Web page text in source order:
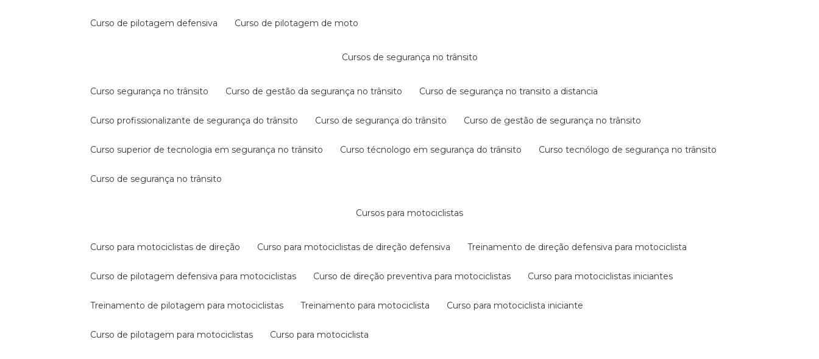
curso de pilotagem defensiva curso de pilotagem de moto
cursos de segurança no trânsito
curso segurança no trânsito curso de gestão da segurança no trânsito curso de segurança no transito a distancia
curso profissionalizante de segurança do trânsito curso de segurança do trânsito curso de gestão de segurança no trânsito
curso superior de tecnologia em segurança no trânsito curso técnologo em segurança do trânsito curso tecnólogo de segurança no trânsito
curso de segurança no trânsito
cursos para motociclistas
curso para motociclistas de direção curso para motociclistas de direção defensiva treinamento de direção defensiva para motociclista
curso de pilotagem defensiva para motociclistas curso de direção preventiva para motociclistas curso para motociclistas iniciantes
treinamento de pilotagem para motociclistas treinamento para motociclista curso para motociclista iniciante
curso de pilotagem para motociclistas curso para motociclista